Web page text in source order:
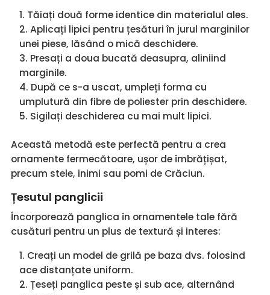
Tăiați două forme identice din materialul ales.
Aplicați lipici pentru țesături în jurul marginilor
unei piese, lăsând o mică deschidere.
Presați a doua bucată deasupra, aliniind
marginile.
După ce s-a uscat, umpleți forma cu
umplutură din fibre de poliester prin deschidere.
Sigilați deschiderea cu mai mult lipici.
Această metodă este perfectă pentru a crea
ornamente fermecătoare, ușor de îmbrățișat,
precum stele, inimi sau pomi de Crăciun.
Țesutul panglicii
Încorporează panglica în ornamentele tale fără
cusături pentru un plus de textură și interes:
Creați un model de grilă pe baza dvs. folosind
ace distanțate uniform.
Țeseți panglica peste și sub ace, alternând